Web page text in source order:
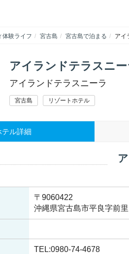
体験ライフ 宮古島 宮古島で泊まる アイ
アイランドテラスニー
アイランドテラスニーラ
宮古島 リゾートホテル
テル詳細
〒9060422
沖縄県宮古島市平良字前
TEL:0980-74-4678